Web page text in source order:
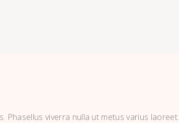
Phasellus viverra nulla ut metus varius laoreet.